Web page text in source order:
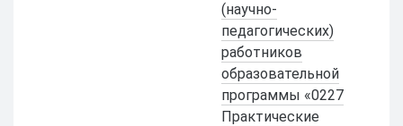
(научно-
педагогических)
работников
образовательной
программы «0227
Практические